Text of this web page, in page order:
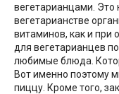
вегетарианцами. Это
вегетарианстве
витаминов, как и при
для вегетарианцев
любимые блюда.
Вот именно поэтому
пиццу. Кроме того,